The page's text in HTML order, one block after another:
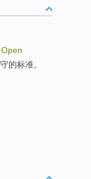
Open
的标准。